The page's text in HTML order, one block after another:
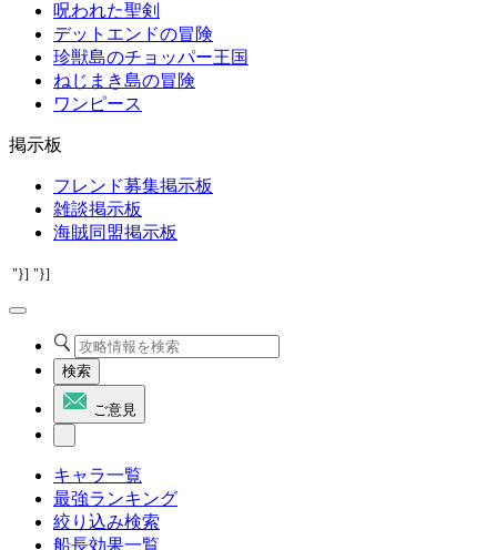
呪われた聖剣
デットエンドの冒険
珍獣島のチョッパー王国
ねじまき島の冒険
ワンピース
掲示板
フレンド募集掲示板
雑談掲示板
海賊同盟掲示板
"}] "}]
検索
ご意見
キャラ一覧
最強ランキング
絞り込み検索
船長効果一覧